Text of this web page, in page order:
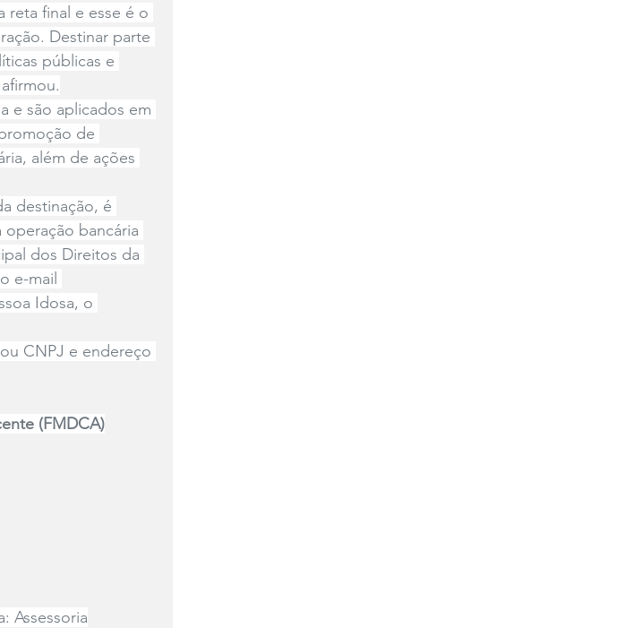
reta final e esse é o
Destinar parte
públicas e
e são aplicados em
de
além de ações
destinação, é
bancária
dos Direitos da
e-mail
Idosa, o
CNPJ e endereço
(FMDCA)
Assessoria